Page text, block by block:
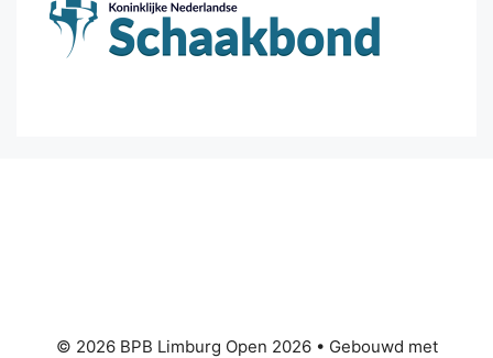
© 2026 BPB Limburg Open 2026• Gebouwd met